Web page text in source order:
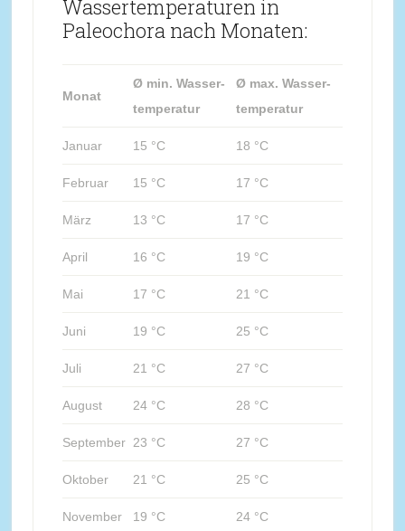
Wassertemperaturen in
Paleochora nach Monaten:
Monat
Ø min. Wasser-
temperatur
Ø max. Wasser-
temperatur
Januar 15 °C 18 °C
Februar 15 °C 17 °C
März 13 °C 17 °C
April 16 °C 19 °C
Mai 17 °C 21 °C
Juni 19 °C 25 °C
Juli 21 °C 27 °C
August 24 °C 28 °C
September 23 °C 27 °C
Oktober 21 °C 25 °C
November 19 °C 24 °C